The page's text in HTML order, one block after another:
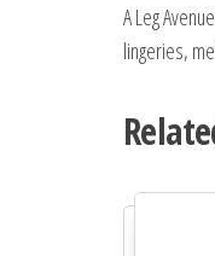
A Leg
lingeries,